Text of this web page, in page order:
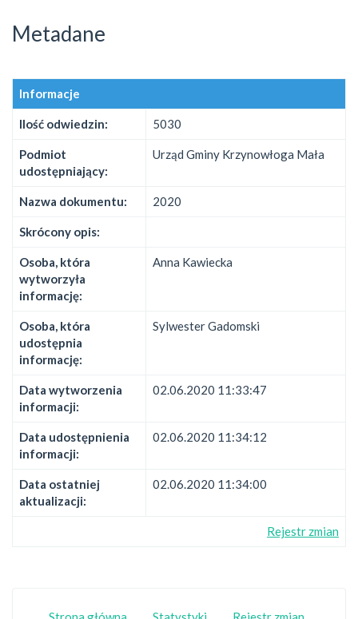
Metadane
Informacje
Ilość odwiedzin: 5030
Podmiot
udostępniający:
Urząd Gminy Krzynowłoga Mała
Nazwa dokumentu: 2020
Skrócony opis:
Osoba, która
wytworzyła
informację:
Anna Kawiecka
Osoba, która
udostępnia
informację:
Sylwester Gadomski
Data wytworzenia
informacji:
02.06.2020 11:33:47
Data udostępnienia
informacji:
02.06.2020 11:34:12
Data ostatniej
aktualizacji:
02.06.2020 11:34:00
Rejestr zmian